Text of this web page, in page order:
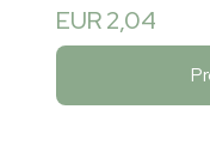
EUR 2,04